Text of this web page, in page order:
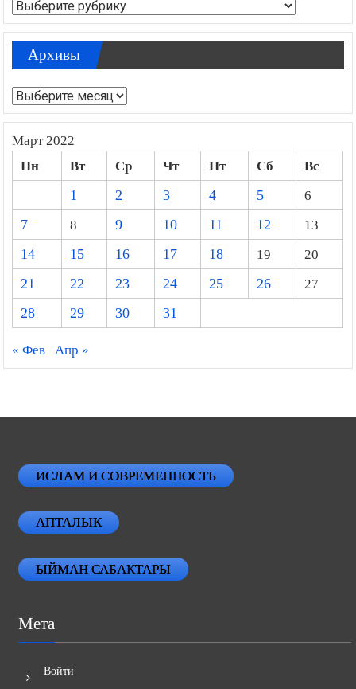
Рубрики
Архивы
Архивы
Март 2022
Пн Вт Ср Чт Пт Сб
Вс
1
2 3 4 5
6
7
8 9 10 11 12
13
14
15 16 17 18 19
20
21
22 23 24 25 26
27
28
29 30 31
« Фев Апр »
ИСЛАМ И СОВРЕМЕННОСТЬ
АПТАЛЫК
ЫЙМАН САБАКТАРЫ
Мета
Войти